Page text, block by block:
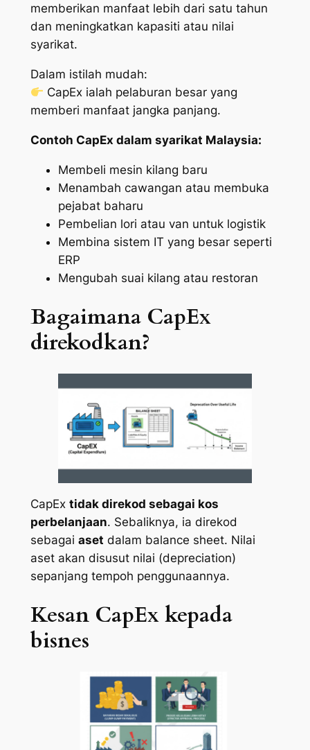
memberikan manfaat lebih dari satu tahun
dan meningkatkan kapasiti atau nilai
syarikat.
Dalam istilah mudah:
CapEx ialah pelaburan besar yang
memberi manfaat jangka panjang.
Contoh CapEx dalam syarikat Malaysia:
Membeli mesin kilang baru
Menambah cawangan atau membuka
pejabat baharu
Pembelian lori atau van untuk logistik
Membina sistem IT yang besar seperti
ERP
Mengubah suai kilang atau restoran
Bagaimana CapEx
direkodkan?
CapEx tidak direkod sebagai kos
perbelanjaan. Sebaliknya, ia direkod
sebagai aset dalam balance sheet. Nilai
aset akan disusut nilai (depreciation)
sepanjang tempoh penggunaannya.
Kesan CapEx kepada
bisnes